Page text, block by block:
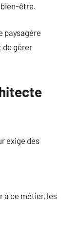
bien-être.
paysagère
de gérer
exige des
à ce métier, les